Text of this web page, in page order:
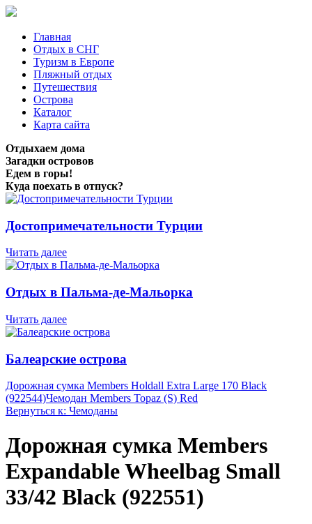
Главная
Отдых в СНГ
Туризм в Европе
Пляжный отдых
Путешествия
Острова
Каталог
Карта сайта
Отдыхаем дома
Загадки островов
Едем в горы!
Куда поехать в отпуск?
Достопримечательности Турции
Читать далее
Отдых в Пальма-де-Мальорка
Читать далее
Балеарские острова
Дорожная сумка Members Holdall Extra Large 170 Black
(922544)Чемодан Members Topaz (S) Red
Вернуться к: Чемоданы
Дорожная сумка Members
Expandable Wheelbag Small
33/42 Black (922551)